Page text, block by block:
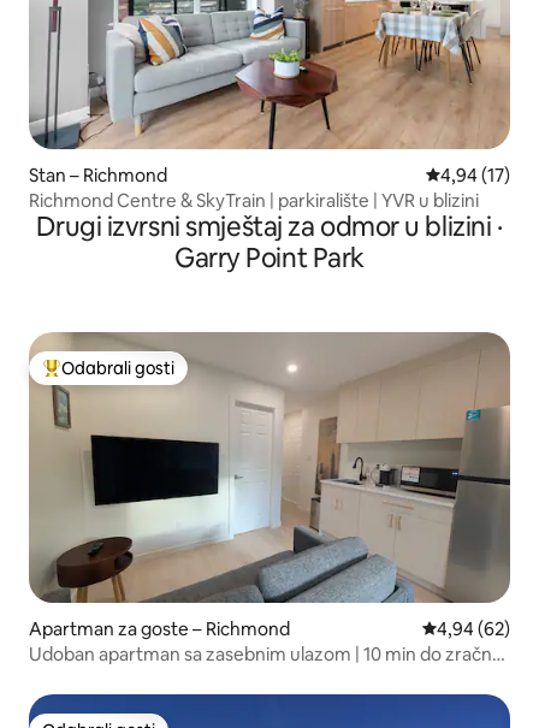
Stan – Richmond Prosječna
4,94 (17)
Richmond Centre & SkyTrain | parkiralište | YVR u blizini
Drugi izvrsni smještaj za odmor u blizini ·
Garry Point Park
Među najviše rangiranima s oznakom „Odabrali gosti”
Odabrali gosti
Apartman za goste – Richmond Prosječna
4,94 (62)
Udoban apartman sa zasebnim ulazom | 10 min do zračne